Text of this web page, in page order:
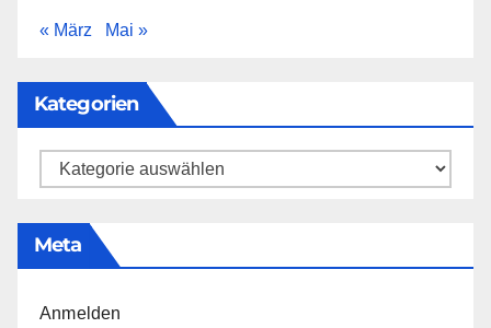
« März Mai »
Kategorien
Kategorien
Meta
Anmelden